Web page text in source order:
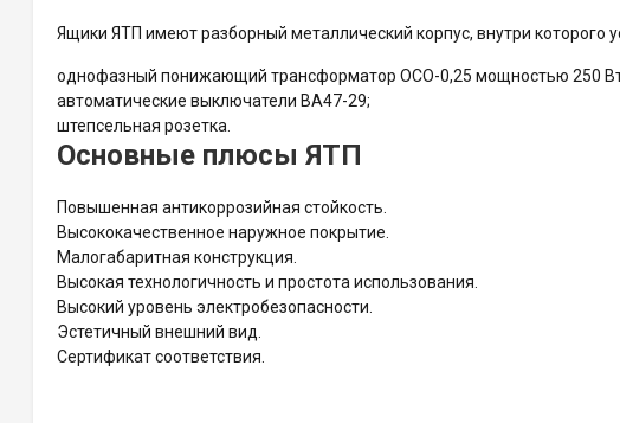
Ящики ЯТП имеют разборный металлический корпус, внутри которого
однофазный понижающий трансформатор ОСО-0,25 мощностью 250
автоматические выключатели ВА47-29;
штепсельная розетка.
Основные плюсы ЯТП
Повышенная антикоррозийная стойкость.
Высококачественное наружное покрытие.
Малогабаритная конструкция.
Высокая технологичность и простота использования.
Высокий уровень электробезопасности.
Эстетичный внешний вид.
Сертификат соответствия.